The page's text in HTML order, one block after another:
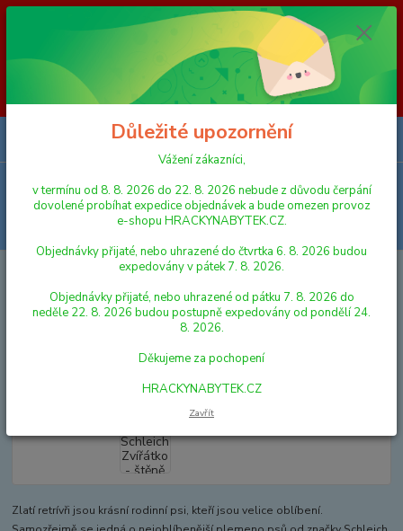
Vážení zákazníci, v termínu od 8. 8. 2026 do 23. 8. 2026 nebude z
důvodu čerpání dovolené probíhat expedice objednávek a bude omezen
provoz e-shopu HRACKYNABYTEK.CZ. Objednávky přijaté, nebo
uhrazené do čtvrtka 6. 8. 2026 budou expedovány v pátek 7. 8. 2026.
Objednávky přijaté, nebo uhrazené od pátku 7. 8. 2026 do neděle 23. 8.
2026 budou postupně expedovány od pondělí 24. 8. 2026. Děkujeme za
pochopení HRACKYNABYTEK.CZ
FIGURKY A ZVÍŘÁTKA SCHLEICH
Schleich Zvířátko - štěně
Schleich Zvířátko - štěně zlatého
Zlatí retrívři jsou krásní rodinní psi, kteří jsou velice oblíbení.
Důležité upozornění
Vážení zákazníci,
v termínu od 8. 8. 2026 do 22. 8. 2026 nebude z důvodu čerpání
dovolené probíhat expedice objednávek a bude omezen provoz
e-shopu HRACKYNABYTEK.CZ.
Objednávky přijaté, nebo uhrazené do čtvrtka 6. 8. 2026 budou
expedovány v pátek 7. 8. 2026.
Objednávky přijaté, nebo uhrazené od pátku 7. 8. 2026 do
neděle 22. 8. 2026 budou postupně expedovány od pondělí 24.
8. 2026.
Děkujeme za pochopení
HRACKYNABYTEK.CZ
Zavřít